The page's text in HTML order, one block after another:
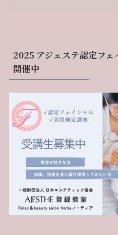
2025 アジェステ認定フ
開催中